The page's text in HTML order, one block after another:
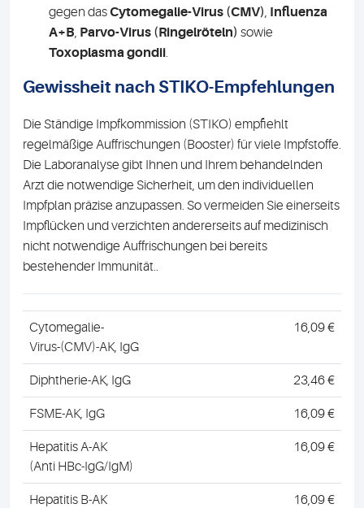
gegen dasCytomegalie-Virus (CMV), Influenza
A+B, Parvo-Virus (Ringelröteln) sowie
Toxoplasma gondii.
Gewissheit nach STIKO-Empfehlungen
Die Ständige Impfkommission (STIKO) empfiehlt
regelmäßige Auffrischungen (Booster) für viele Impfstoffe.
Die Laboranalyse gibt Ihnen und Ihrem behandelnden
Arzt die notwendige Sicherheit, um den individuellen
Impfplan präzise anzupassen. So vermeiden Sie einerseits
Impflücken und verzichten andererseits auf medizinisch
nicht notwendige Auffrischungen bei bereits
bestehender Immunität..
Cytomegalie-
Virus-(CMV)-AK, IgG
16,09 €
Diphtherie-AK, IgG 23,46 €
FSME-AK, IgG 16,09 €
Hepatitis A-AK
(Anti HBc-IgG/IgM)
16,09 €
Hepatitis B-AK
16,09 €